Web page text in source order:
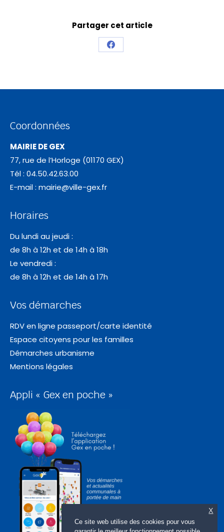
Partager cet article
Partager
Coordonnées
MAIRIE DE GEX
77, rue de l’Horloge (01170 GEX)
Tél : 04.50.42.63.00
E-mail : mairie@ville-gex.fr
Horaires
Du lundi au jeudi :
de 8h à 12h et de 14h à 18h
Le vendredi :
de 8h à 12h et de 14h à 17h
Vos démarches
RDV en ligne passeport/carte identité
Espace citoyens pour les familles
Démarches urbanisme
Mentions légales
Appli « Gex en poche »
Ce site web utilise des cookies pour vous
X